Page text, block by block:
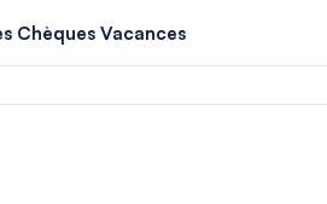
Chèques Vacances